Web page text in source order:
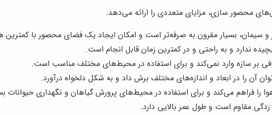
محصور سازی، مزایای متعددی را ارائه می‌دهد:
سیمان، بسیار مقرون به صرفه‌تر است و امکان ایجاد یک فضای محصور با کمترین
ندارد و به راحتی و در کمترین زمان قابل انجام است.
بر سازه وارد نمی‌کند و برای استفاده در محیط‌های مختلف مناسب است.
را در ابعاد و اندازه‌های مختلف برش داد و به شکل دلخواه درآورد.
را فراهم می‌کند و برای استفاده در محیط‌های پرورش گیاهان و نگهداری
زدگی مقاوم است و طول عمر بالایی دارد.